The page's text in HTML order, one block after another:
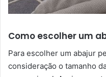
Como escolher um
Para escolher um abajur
consideração o tamanho